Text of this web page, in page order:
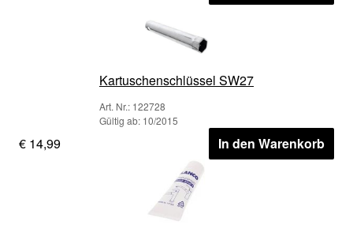
Kartuschenschlüssel SW27
Art. Nr.: 122728
Gültig ab: 10/2015
€ 14,99 In den Warenkorb